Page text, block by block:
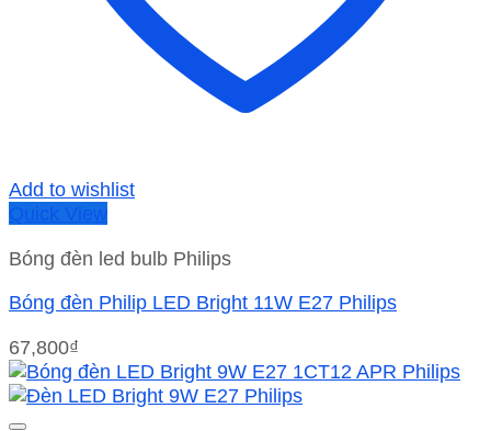
Add to wishlist
Quick View
Bóng đèn led bulb Philips
Bóng đèn Philip LED Bright 11W E27 Philips
67,800₫